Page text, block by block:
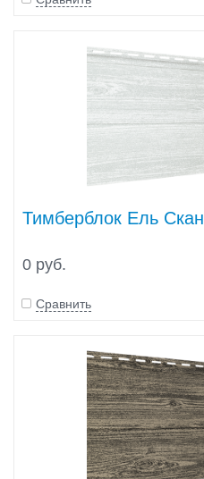
Тимберблок Ель
0 руб.
Сравнить